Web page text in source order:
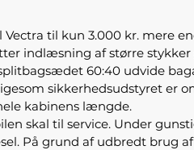
til kun 3.000 kr. mere
indlæsning af større
60:40 udvide
sikkerhedsudstyret er
kabinens længde.
skal til service. Under
På grund af udbredt brug